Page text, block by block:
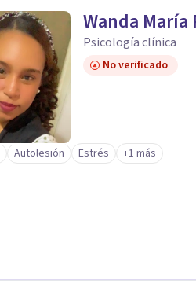
Wanda
Psicología clínica
No verificado
Autolesión Estrés +1 más